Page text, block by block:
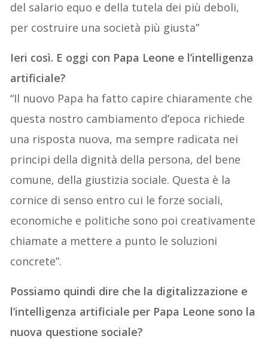
del salario equo e della tutela dei più deboli,
per costruire una società più giusta”
Ieri così. E oggi con Papa Leone e l’intelligenza
artificiale?
“Il nuovo Papa ha fatto capire chiaramente che
questa nostro cambiamento d’epoca richiede
una risposta nuova, ma sempre radicata nei
principi della dignità della persona, del bene
comune, della giustizia sociale. Questa è la
cornice di senso entro cui le forze sociali,
economiche e politiche sono poi creativamente
chiamate a mettere a punto le soluzioni
concrete”.
Possiamo quindi dire che la digitalizzazione e
l’intelligenza artificiale per Papa Leone sono la
nuova questione sociale?